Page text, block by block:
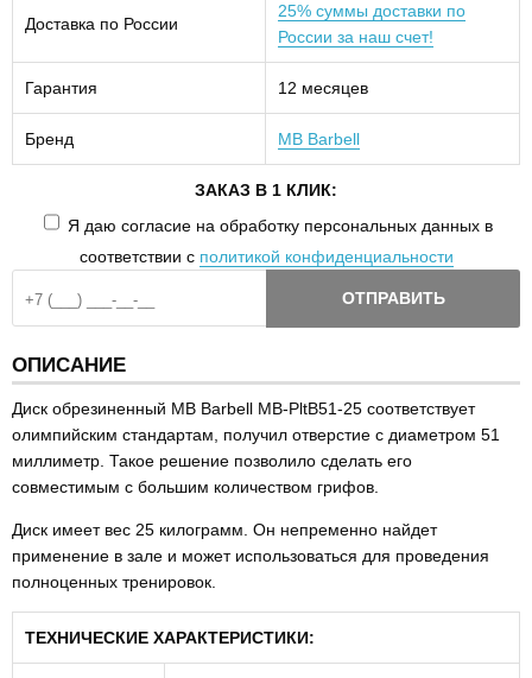
Доставка по России
25% суммы доставки по
России за наш счет!
Гарантия 12 месяцев
Бренд MB Barbell
ЗАКАЗ В 1 КЛИК:
Я даю согласие на обработку персональных данных в
соответствии с политикой конфиденциальности
ОТПРАВИТЬ
ОПИСАНИЕ
Диск обрезиненный MB Barbell MB-PltB51-25 соответствует
олимпийским стандартам, получил отверстие с диаметром 51
миллиметр. Такое решение позволило сделать его
совместимым с большим количеством грифов.
Диск имеет вес 25 килограмм. Он непременно найдет
применение в зале и может использоваться для проведения
полноценных тренировок.
ТЕХНИЧЕСКИЕ ХАРАКТЕРИСТИКИ: